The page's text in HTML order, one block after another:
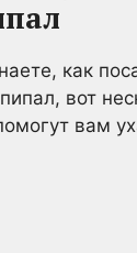
как
вот
вам